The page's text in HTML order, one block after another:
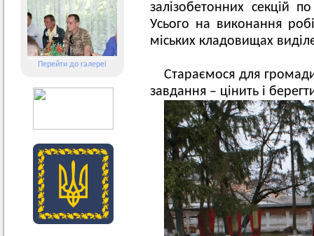
Перейти до галереї
залізобетонних секцій
Усього на виконання
міських кладовищах
Стараємося для
завдання – цінить і